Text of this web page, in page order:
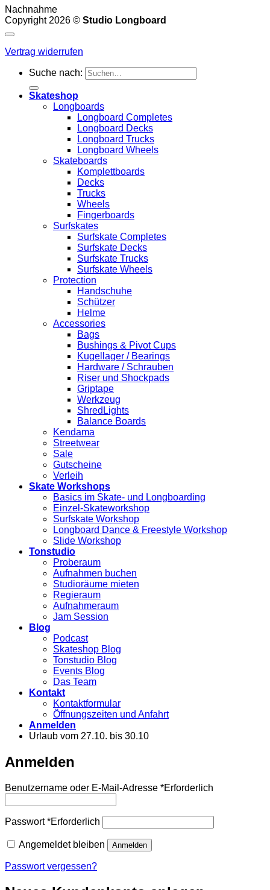
Nachnahme
Copyright 2026 © Studio Longboard
Vertrag widerrufen
Suche nach:
Skateshop
Longboards
Longboard Completes
Longboard Decks
Longboard Trucks
Longboard Wheels
Skateboards
Komplettboards
Decks
Trucks
Wheels
Fingerboards
Surfskates
Surfskate Completes
Surfskate Decks
Surfskate Trucks
Surfskate Wheels
Protection
Handschuhe
Schützer
Helme
Accessories
Bags
Bushings & Pivot Cups
Kugellager / Bearings
Hardware / Schrauben
Riser und Shockpads
Griptape
Werkzeug
ShredLights
Balance Boards
Kendama
Streetwear
Sale
Gutscheine
Verleih
Skate Workshops
Basics im Skate- und Longboarding
Einzel-Skateworkshop
Surfskate Workshop
Longboard Dance & Freestyle Workshop
Slide Workshop
Tonstudio
Proberaum
Aufnahmen buchen
Studioräume mieten
Regieraum
Aufnahmeraum
Jam Session
Blog
Podcast
Skateshop Blog
Tonstudio Blog
Events Blog
Das Team
Kontakt
Kontaktformular
Öffnungszeiten und Anfahrt
Anmelden
Urlaub vom 27.10. bis 30.10
Anmelden
Benutzername oder E-Mail-Adresse *Erforderlich
Passwort*Erforderlich
Angemeldet bleiben Anmelden
Passwort vergessen?